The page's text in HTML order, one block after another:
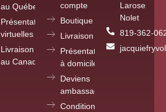
au Québec
Présentations
virtuelles partout
Livraison
au Canada
compte
Boutique
Livraison
Présentations
à domicile
Deviens
ambassadrice
Conditions
Larose
Nolet
819-362-